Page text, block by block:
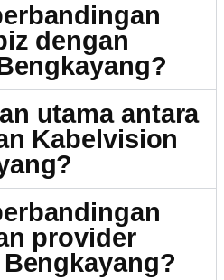
dengan
utama antara
Kabelvision
provider